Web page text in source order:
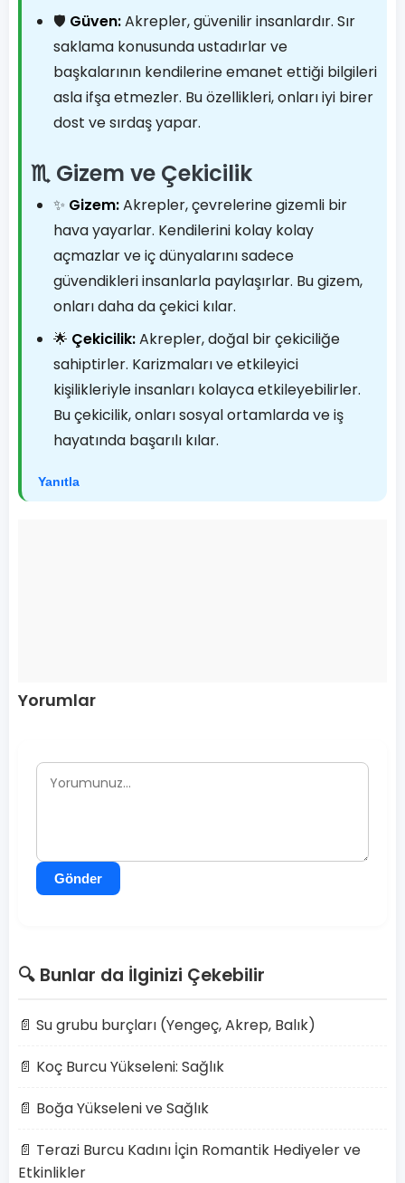
🛡️ Güven:Akrepler, güvenilir insanlardır. Sır
saklama konusunda ustadırlar ve
başkalarının kendilerine emanet ettiği bilgileri
asla ifşa etmezler. Bu özellikleri, onları iyi birer
dost ve sırdaş yapar.
♏ Gizem ve Çekicilik
✨ Gizem:Akrepler, çevrelerine gizemli bir
hava yayarlar. Kendilerini kolay kolay
açmazlar ve iç dünyalarını sadece
güvendikleri insanlarla paylaşırlar. Bu gizem,
onları daha da çekici kılar.
🌟 Çekicilik:Akrepler, doğal bir çekiciliğe
sahiptirler. Karizmaları ve etkileyici
kişilikleriyle insanları kolayca etkileyebilirler.
Bu çekicilik, onları sosyal ortamlarda ve iş
hayatında başarılı kılar.
Yanıtla
Yorumlar
Gönder
🔍 Bunlar da İlginizi Çekebilir
📄 Su grubu burçları (Yengeç, Akrep, Balık)
📄 Koç Burcu Yükseleni: Sağlık
📄 Boğa Yükseleni ve Sağlık
📄 Terazi Burcu Kadını İçin Romantik Hediyeler ve
Etkinlikler